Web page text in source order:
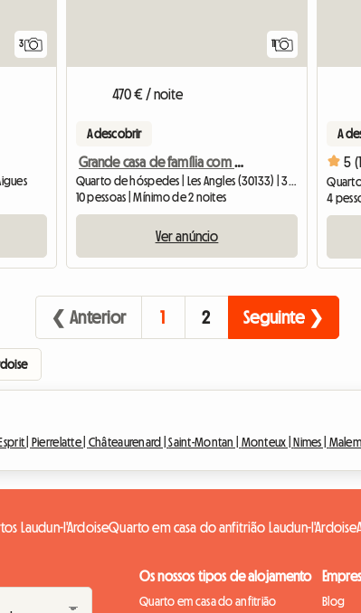
3 11
470 € / noite
A descobrir
Grande casa de família com ar condicionado e 8 quartos
10 pessoas | Mínimo de 2 noites
Ver anúncio
A
5
4
❮ Anterior 1 2 Seguinte ❯
| Pierrelatte | Châteaurenard |Saint-Montan | Monteux |Nimes |
Laudun-l'ArdoiseQuarto em casa do anfitrião Laudun-l'Ardoise
Os nossos tipos de alojamento
Quarto em casa do anfitrião Blog